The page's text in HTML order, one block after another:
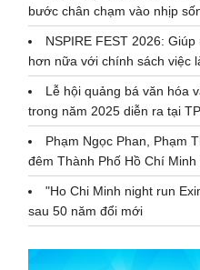
bước chân chạm vào nhịp
NSPIRE FEST 2026:
hơn nữa với chính sách việc
Lễ hội quảng bá văn hóa
trong năm 2025 diễn ra tại
Phạm Ngọc Phan, Phạm
đêm Thành Phố Hồ Chí
"Ho Chi Minh night run
sau 50 năm đổi mới